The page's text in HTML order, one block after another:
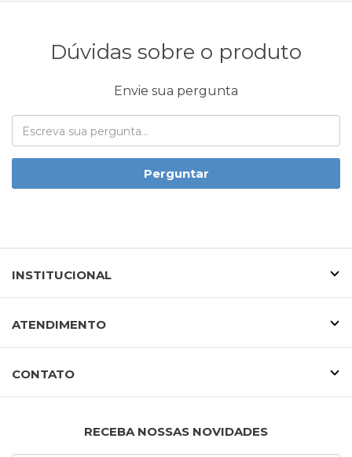
Dúvidas sobre o produto
Envie sua pergunta
Perguntar
INSTITUCIONAL
ATENDIMENTO
CONTATO
RECEBA NOSSAS NOVIDADES